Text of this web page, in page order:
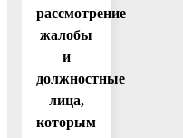
рассмотрение
жалобы
и
должностные
лица,
которым